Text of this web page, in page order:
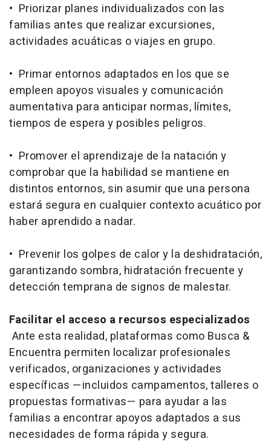
• Priorizar planes individualizados con las
familias antes que realizar excursiones,
actividades acuáticas o viajes en grupo.
• Primar entornos adaptados en los que se
empleen apoyos visuales y comunicación
aumentativa para anticipar normas, límites,
tiempos de espera y posibles peligros.
• Promover el aprendizaje de la natación y
comprobar que la habilidad se mantiene en
distintos entornos, sin asumir que una persona
estará segura en cualquier contexto acuático por
haber aprendido a nadar.
• Prevenir los golpes de calor y la deshidratación,
garantizando sombra, hidratación frecuente y
detección temprana de signos de malestar.
Facilitar el acceso a recursos especializados
Ante esta realidad, plataformas como Busca &
Encuentra permiten localizar profesionales
verificados, organizaciones y actividades
específicas —incluidos campamentos, talleres o
propuestas formativas— para ayudar a las
familias a encontrar apoyos adaptados a sus
necesidades de forma rápida y segura.